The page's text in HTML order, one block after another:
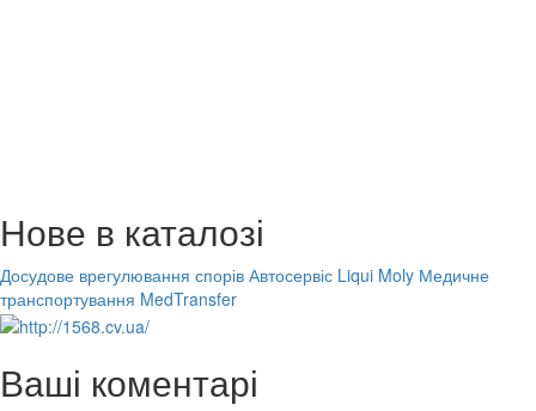
Нове в каталозі
Досудове врегулювання спорів Автосервіс Liqui Moly Медичне
транспортування MedTransfer
Ваші коментарі